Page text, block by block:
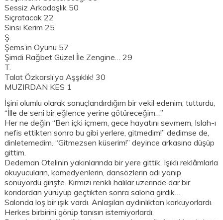
Sessiz Arkadaşlık 50
Sıçratacak 22
Sinsi Kerim 25
Ş.
Şems’in Oyunu 57
Şimdi Rağbet Güzel İle Zengine… 29
T.
Talat Özkarslı’ya Aşşıklık! 30
MUZIRDAN KES 1
İşini olumlu olarak sonuçlandırdığım bir vekil edenim, tutturdu,
“İlle de seni bir eğlence yerine götüreceğim…”
Her ne değin “Ben içki içmem, gece hayatını sevmem, Islah-ı
nefis ettikten sonra bu gibi yerlere, gitmedim!” dedimse de,
dinletemedim. “Gitmezsen küserim!” deyince arkasına düşüp
gittim.
Dedeman Otelinin yakınlarında bir yere gittik. Işıklı reklâmlarla
okuyucuların, komedyenlerin, dansözlerin adı yanıp
sönüyordu girişte. Kırmızı renkli halılar üzerinde dar bir
koridordan yürüyüp geçtikten sonra salona girdik…
Salonda loş bir ışık vardı. Anlaşılan aydınlıktan korkuyorlardı.
Herkes birbirini görüp tanısın istemiyorlardı.